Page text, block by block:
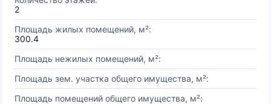
2
Площадь жилых помещений, м²:
300.4
Площадь нежилых помещений, м²:
Площадь зем. участка общего имущества, м²:
Площадь помещений общего имущества, м²: